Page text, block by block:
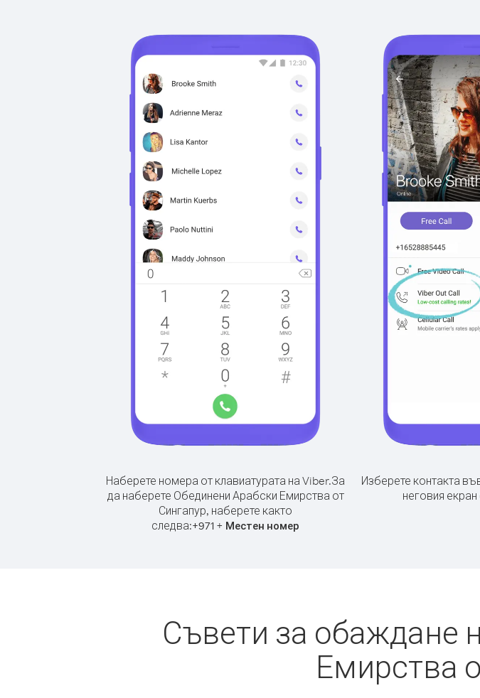
Наберете номера от клавиатурата на Viber.За
да наберете Обединени Арабски Емирства от
Сингапур, наберете както
следва:+971 + Местен номер
Изберете контакта
неговия
Съвети за обаждане
Емирства